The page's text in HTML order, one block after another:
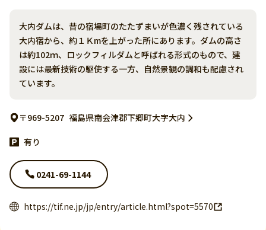
大内ダムは、昔の宿場町のたたずまいが色濃く残されている
大内宿から、約１Ｋmを上がった所にあります。ダムの高さ
は約102ｍ、ロックフィルダムと呼ばれる形式のもので、建
設には最新技術の駆使する一方、自然景観の調和も配慮され
ています。
〒969-5207 福島県南会津郡下郷町大字大内
有り
0241-69-1144
https://tif.ne.jp/jp/entry/article.html?spot=5570